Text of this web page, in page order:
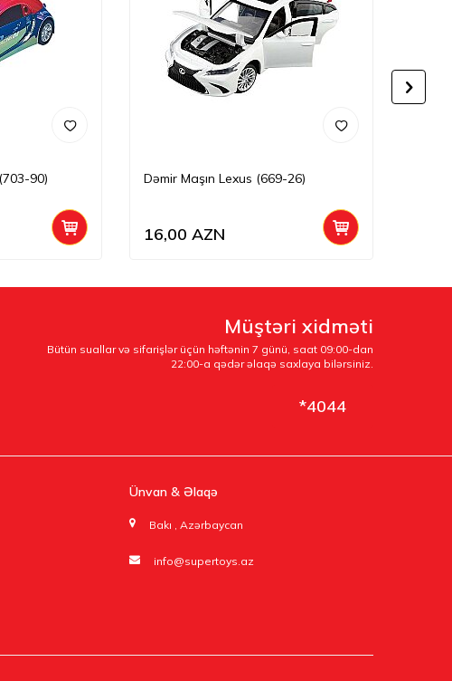
90) Dəmir Maşın Lexus (669-26)
16,00 AZN
Müştəri xidməti
Bütün suallar və sifarişlər üçün həftənin 7 günü, saat 09:00-dan
22:00-a qədər əlaqə saxlaya bilərsiniz.
*4044
Ünvan & Əlaqə
Bakı , Azərbaycan
info@supertoys.az